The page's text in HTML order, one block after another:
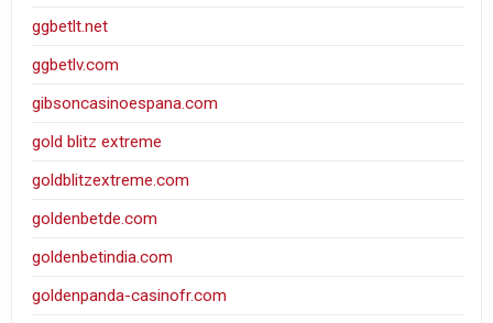
ggbetlt.net
ggbetlv.com
gibsoncasinoespana.com
gold blitz extreme
goldblitzextreme.com
goldenbetde.com
goldenbetindia.com
goldenpanda-casinofr.com